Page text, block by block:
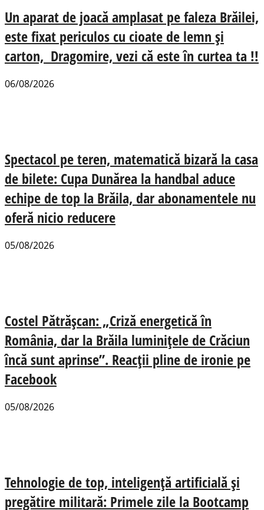
Un aparat de joacă amplasat pe faleza Brăilei,
este fixat periculos cu cioate de lemn și
carton, Dragomire, vezi că este în curtea ta !!
06/08/2026
Spectacol pe teren, matematică bizară la casa
de bilete: Cupa Dunărea la handbal aduce
echipe de top la Brăila, dar abonamentele nu
oferă nicio reducere
05/08/2026
Costel Pătrășcan: „Criză energetică în
România, dar la Brăila luminițele de Crăciun
încă sunt aprinse”. Reacții pline de ironie pe
Facebook
05/08/2026
Tehnologie de top, inteligență artificială și
pregătire militară: Primele zile la Bootcamp